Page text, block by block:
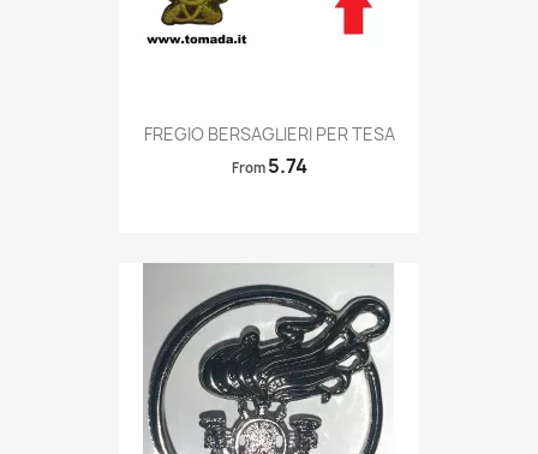
Quick view
FREGIO BERSAGLIERI PER TESA
From 5.74